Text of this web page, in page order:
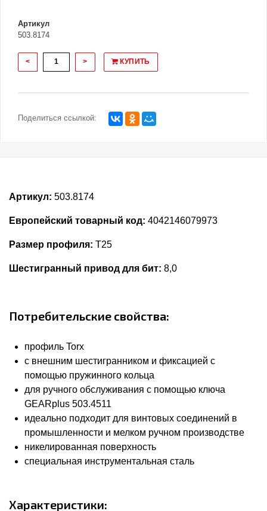
Артикул
503.8174
< > КУПИТЬ
Поделиться ссылкой:
Артикул: 503.8174
Европейский товарный код: 4042146079973
Размер профиля: T25
Шестигранный привод для бит: 8,0
Потребительские свойства:
профиль Torx
с внешним шестигранником и фиксацией с
помощью пружинного кольца
для ручного обслуживания с помощью ключа
GEARplus 503.4511
идеально подходит для винтовых соединений в
промышленности и мелком ручном производстве
никелированная поверхность
специальная инструментальная сталь
Характеристики: